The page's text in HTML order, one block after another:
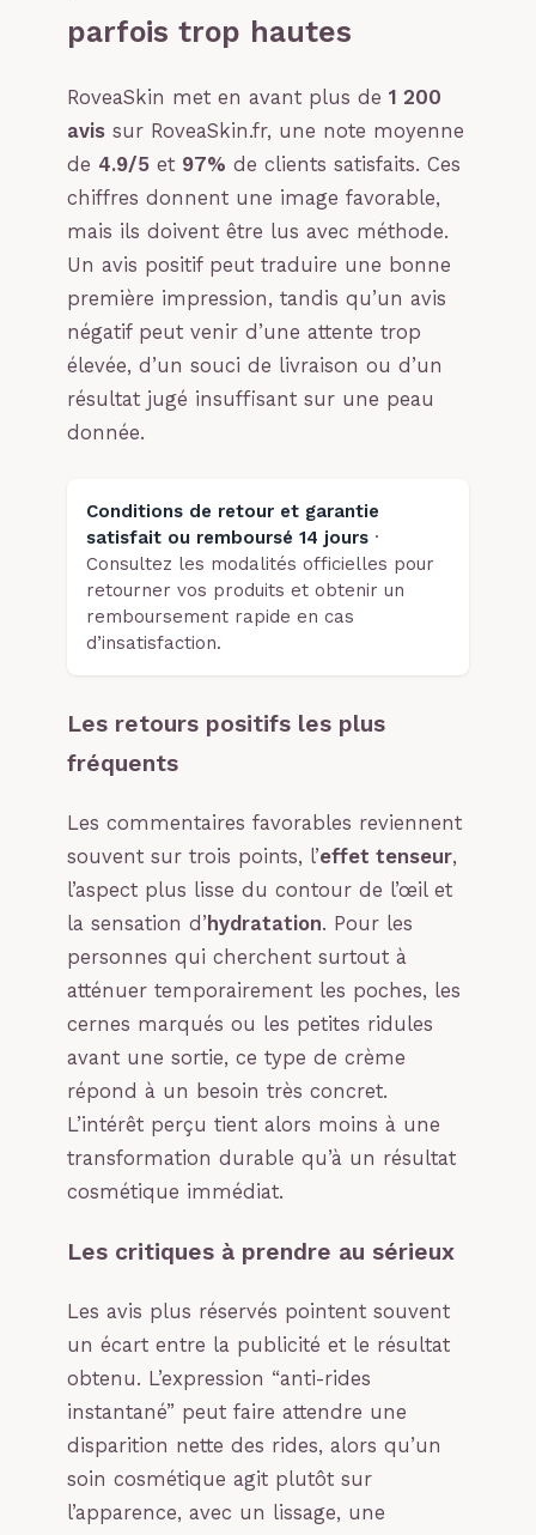
parfois trop hautes
RoveaSkin met en avant plus de 1 200
avis sur RoveaSkin.fr, une note moyenne
de 4.9/5 et 97% de clients satisfaits. Ces
chiffres donnent une image favorable,
mais ils doivent être lus avec méthode.
Un avis positif peut traduire une bonne
première impression, tandis qu’un avis
négatif peut venir d’une attente trop
élevée, d’un souci de livraison ou d’un
résultat jugé insuffisant sur une peau
donnée.
Conditions de retour et garantie
satisfait ou remboursé 14 jours ·
Consultez les modalités officielles pour
retourner vos produits et obtenir un
remboursement rapide en cas
d’insatisfaction.
Les retours positifs les plus
fréquents
Les commentaires favorables reviennent
souvent sur trois points, l’effet tenseur,
l’aspect plus lisse du contour de l’œil et
la sensation d’ hydratation. Pour les
personnes qui cherchent surtout à
atténuer temporairement les poches, les
cernes marqués ou les petites ridules
avant une sortie, ce type de crème
répond à un besoin très concret.
L’intérêt perçu tient alors moins à une
transformation durable qu’à un résultat
cosmétique immédiat.
Les critiques à prendre au sérieux
Les avis plus réservés pointent souvent
un écart entre la publicité et le résultat
obtenu. L’expression “anti-rides
instantané” peut faire attendre une
disparition nette des rides, alors qu’un
soin cosmétique agit plutôt sur
l’apparence, avec un lissage, une